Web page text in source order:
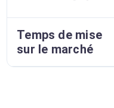
Temps de mise
sur le marché